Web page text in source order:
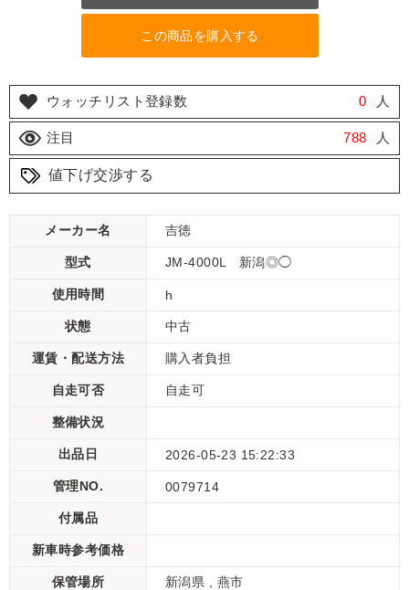
この商品を購入する
ウォッチリスト登録数 0 人
注目 788 人
値下げ交渉する
メーカー名 吉徳
型式 JM-4000L 新潟◎◯
使用時間 h
状態 中古
運賃・配送方法 購入者負担
自走可否 自走可
整備状況
出品日 2026-05-23 15:22:33
管理NO. 0079714
付属品
新車時参考価格
保管場所 新潟県 , 燕市